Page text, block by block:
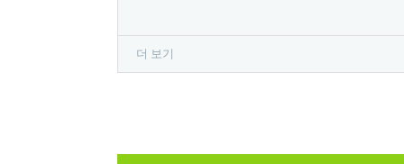
더 보기